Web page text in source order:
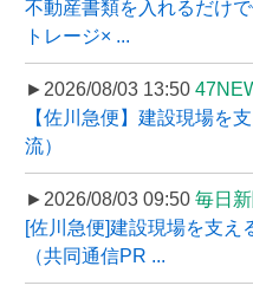
不動産書類を入れるだけ
トレージ× ...
►2026/08/03 13:50
【佐川急便】建設現場を
流）
►2026/08/03 09:50 毎日
[佐川急便]建設現場を支え
（共同通信PR ...